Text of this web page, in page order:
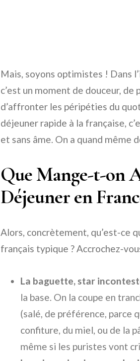
Mais, soyons optimistes ! Dans
c’est un moment de douceur,
d’affronter les péripéties du
déjeuner rapide à la française,
et sans âme. On a quand même
Que Mange-t-on
Déjeuner en
Alors, concrètement, qu’est-ce
français typique ? Accrochez-
La baguette, star
la base. On la coupe en
(salé, de préférence, parce
confiture, du miel, ou de la
même si les puristes vont